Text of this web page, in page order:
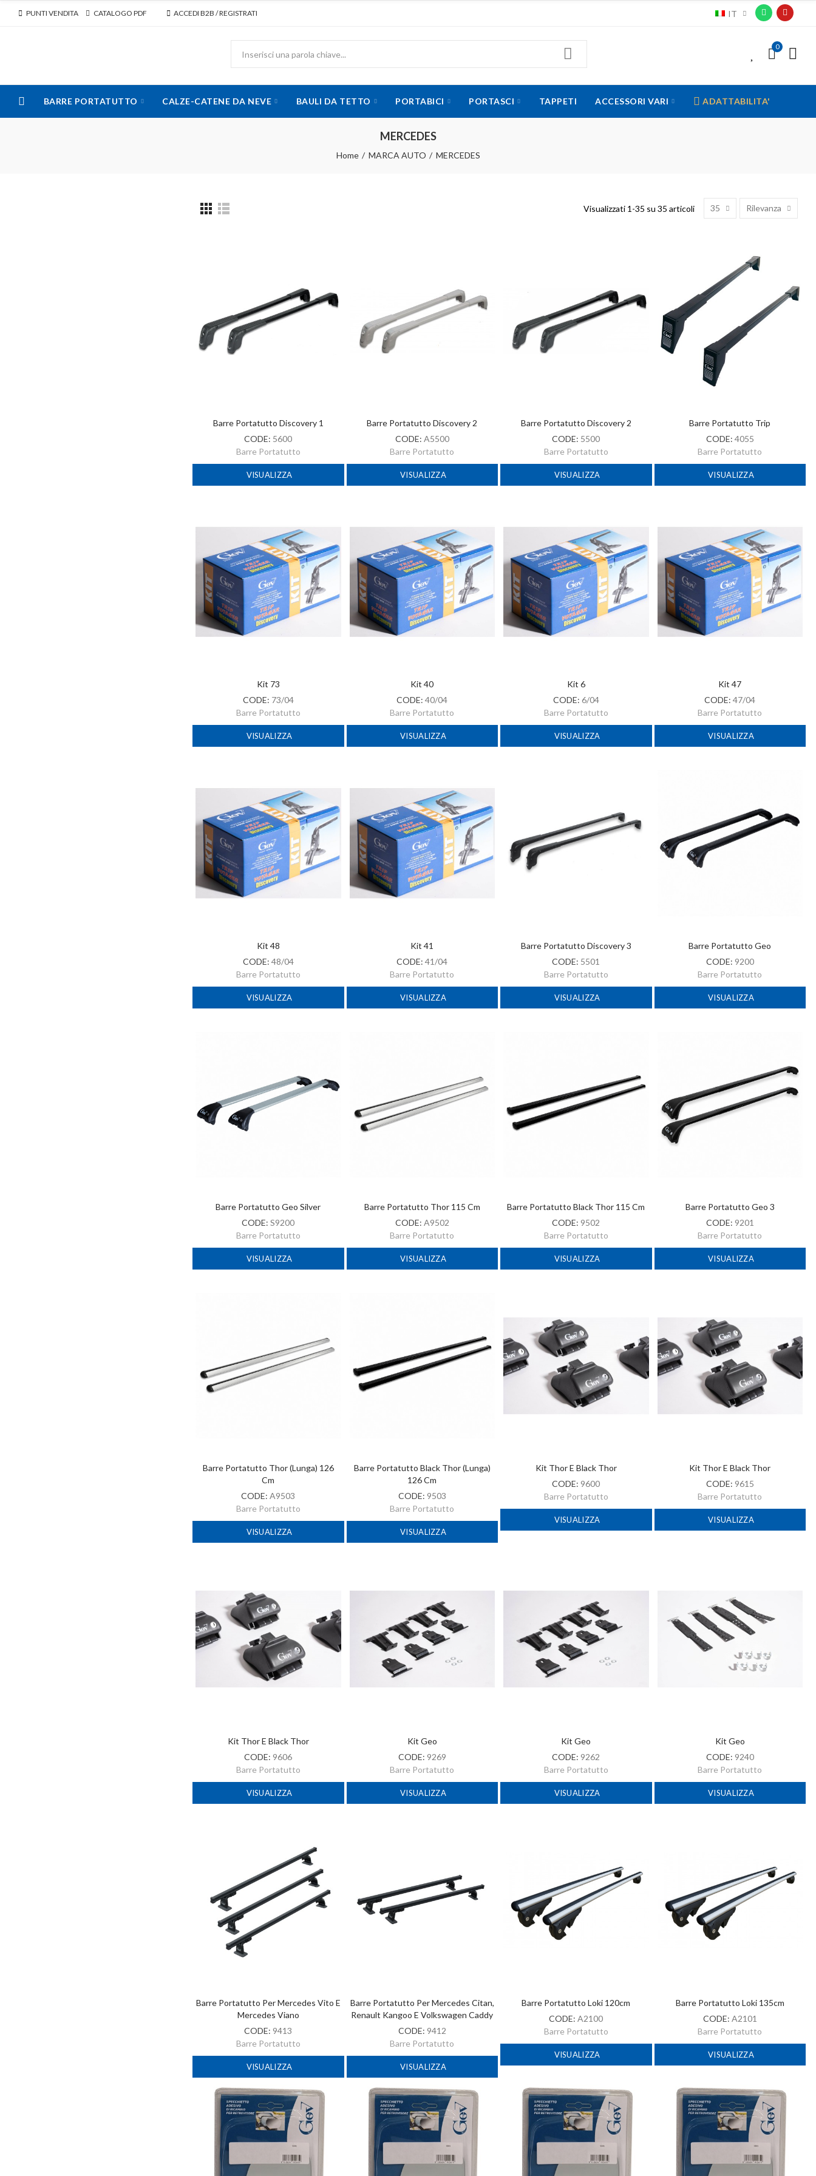
PUNTI VENDITA CATALOGO PDF ACCEDI B2B / REGISTRATI IT
0
BARRE PORTATUTTO CALZE-CATENE DA NEVE BAULI DA TETTO PORTABICI PORTASCI TAPPETI ACCESSORI VARI ADATTABILITA'
MERCEDES
Home MARCA AUTO MERCEDES
Visualizzati 1-35 su 35 articoli 35 Rilevanza
Barre Portatutto Discovery 1
CODE: 5600
Barre Portatutto
VISUALIZZA
Barre Portatutto Discovery 2
CODE: A5500
Barre Portatutto
VISUALIZZA
Barre Portatutto Discovery 2
CODE: 5500
Barre Portatutto
VISUALIZZA
Barre Portatutto Trip
CODE: 4055
Barre Portatutto
VISUALIZZA
Kit 73
CODE: 73/04
Barre Portatutto
VISUALIZZA
Kit 40
CODE:40/04
Barre Portatutto
VISUALIZZA
Kit 6
CODE: 6/04
Barre Portatutto
VISUALIZZA
Kit 47
CODE:47/04
Barre Portatutto
VISUALIZZA
Kit 48
CODE: 48/04
Barre Portatutto
VISUALIZZA
Kit 41
CODE:41/04
Barre Portatutto
VISUALIZZA
Barre Portatutto Discovery 3
CODE: 5501
Barre Portatutto
VISUALIZZA
Barre Portatutto Geo
CODE: 9200
Barre Portatutto
VISUALIZZA
Barre Portatutto Geo Silver
CODE:S9200
Barre Portatutto
VISUALIZZA
Barre Portatutto Thor 115 Cm
CODE: A9502
Barre Portatutto
VISUALIZZA
Barre Portatutto Black Thor 115 Cm
CODE: 9502
Barre Portatutto
VISUALIZZA
Barre Portatutto Geo 3
CODE: 9201
Barre Portatutto
VISUALIZZA
Barre Portatutto Thor (lunga) 126
Cm
CODE:A9503
Barre Portatutto
VISUALIZZA
Barre Portatutto Black Thor (lunga)
126 Cm
CODE: 9503
Barre Portatutto
VISUALIZZA
Kit Thor E Black Thor
CODE: 9600
Barre Portatutto
VISUALIZZA
Kit Thor E Black Thor
CODE: 9615
Barre Portatutto
VISUALIZZA
Kit Thor E Black Thor
CODE: 9606
Barre Portatutto
VISUALIZZA
Kit Geo
CODE: 9269
Barre Portatutto
VISUALIZZA
Kit Geo
CODE: 9262
Barre Portatutto
VISUALIZZA
Kit Geo
CODE: 9240
Barre Portatutto
VISUALIZZA
Barre Portatutto Per Mercedes Vito E
Mercedes Viano
CODE: 9413
Barre Portatutto
VISUALIZZA
Barre Portatutto Per Mercedes Citan,
Renault Kangoo E Volkswagen Caddy
CODE: 9412
Barre Portatutto
VISUALIZZA
Barre Portatutto Loki 120cm
CODE:A2100
Barre Portatutto
VISUALIZZA
Barre Portatutto Loki 135cm
CODE: A2101
Barre Portatutto
VISUALIZZA